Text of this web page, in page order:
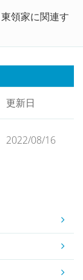
領家に関連す
更新日
2022/08/16